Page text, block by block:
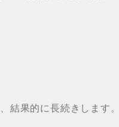
結果的に長続きします。